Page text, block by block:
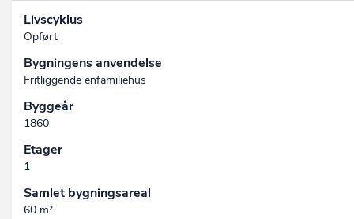
Livscyklus
Opført
Bygningens anvendelse
Fritliggende enfamiliehus
Byggeår
1860
Etager
1
Samlet bygningsareal
60 m²